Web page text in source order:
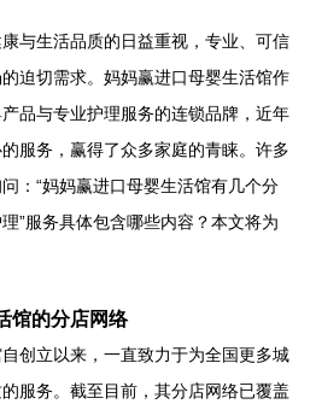
与生活品质的日益重视，专业、可信
迫切需求。妈妈赢进口母婴生活馆作
品与专业护理服务的连锁品牌，近年
服务，赢得了众多家庭的青睐。许多
：“妈妈赢进口母婴生活馆有几个分
”服务具体包含哪些内容？本文将为
馆的分店网络
创立以来，一直致力于为全国更多城
服务。截至目前，其分店网络已覆盖